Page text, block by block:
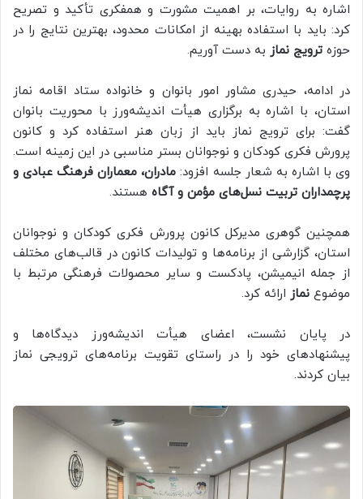
اشاره به روایات، بر اهمیت مشورت و همفکری تأکید و تصریح
کرد: باید با استفاده بهینه از امکانات محدود، بهترین نتایج را در
حوزه ترویج نماز به دست آوریم.
در ادامه، حیدری مشاور امور بانوان و خانواده ستاد اقامه نماز
استان، با اشاره به برگزاری هیأت اندیشه‌ورز با محوریت بانوان
گفت: برای ترویج نماز باید از زبان هنر استفاده کرد و کانون
پرورش فکری کودکان و نوجوانان بستر مناسبی در این زمینه است.
وی با اشاره به شعار جلسه افزود: مادران، معماران فرهنگ عبادی و
پرچمداران تربیت نسل‌های مؤمن و آگاه هستند.
همچنین گوهری مدیرکل کانون پرورش فکری کودکان و نوجوانان
استان، گزارشی از برنامه‌ها و تولیدات کانون در قالب‌های مختلف
از جمله انیمیشن، پادکست و سایر محصولات فرهنگی مرتبط با
موضوع نماز ارائه کرد.
در پایان نشست، اعضای هیأت اندیشه‌ورز دیدگاه‌ها و
پیشنهادهای خود را در راستای تقویت برنامه‌های ترویجی نماز
بیان کردند.